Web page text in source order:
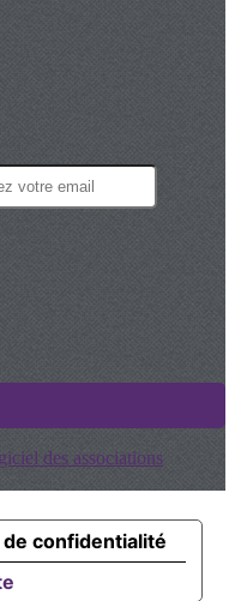
des associations
confidentialité